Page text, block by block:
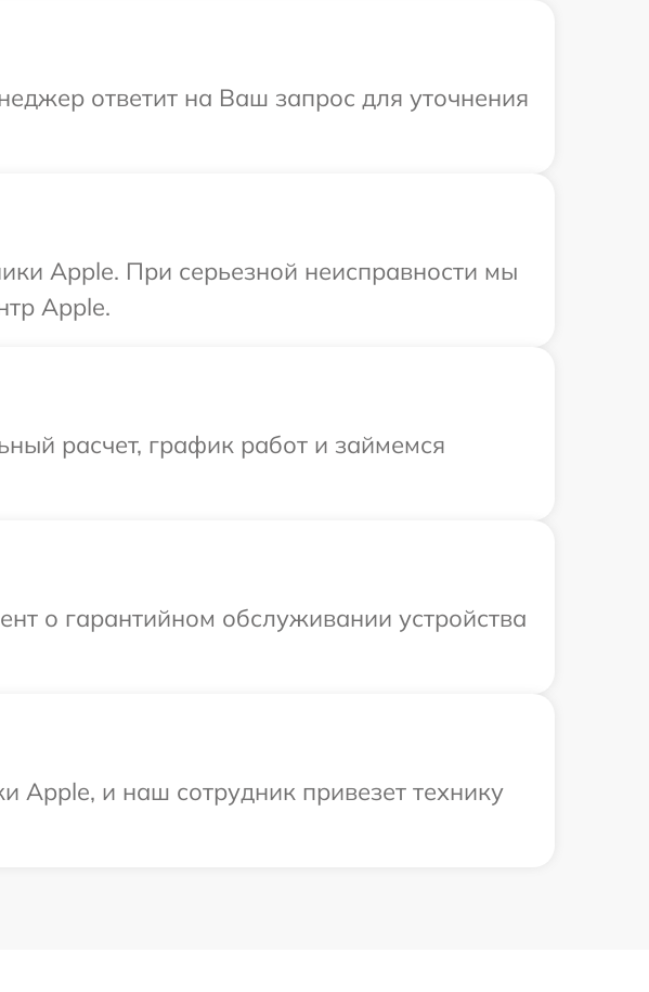
ответит на Ваш запрос для уточнения
Apple. При серьезной неисправности мы
Apple.
расчет, график работ и займемся
о гарантийном обслуживании устройства
Apple, и наш сотрудник привезет технику